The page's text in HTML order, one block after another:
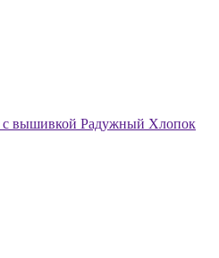
с вышивкой Радужный Хлопок